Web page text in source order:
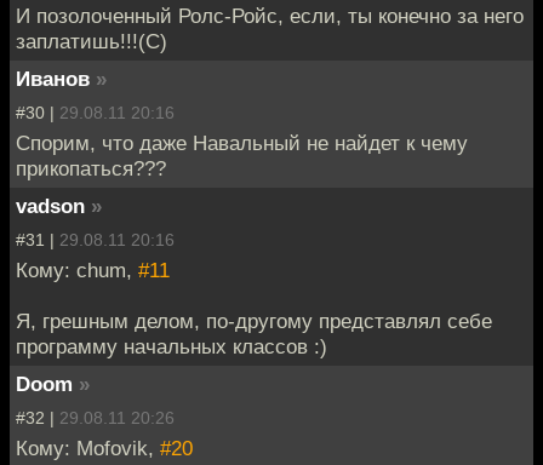
И позолоченный Ролс-Ройс, если, ты конечно за него
заплатишь!!!(С)
Иванов »
#30 | 29.08.11 20:16
Спорим, что даже Навальный не найдет к чему
прикопаться???
vadson »
#31 | 29.08.11 20:16
Кому: chum, #11
Я, грешным делом, по-другому представлял себе
программу начальных классов :)
Doom »
#32 | 29.08.11 20:26
Кому: Mofovik, #20